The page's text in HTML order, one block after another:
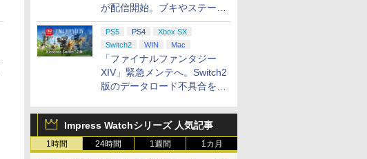
が配信開始。ブキやステージ
に関する不具合を修正
PS5 PS4
Xbox SX
Switch2
WIN Mac
「ファイナルファンタジー
XIV」緊急メンテへ。Switch2
版のデータロード不具合を最
Impress Watchシリーズ 人気記事
1時間 24時間 1週間 1カ月